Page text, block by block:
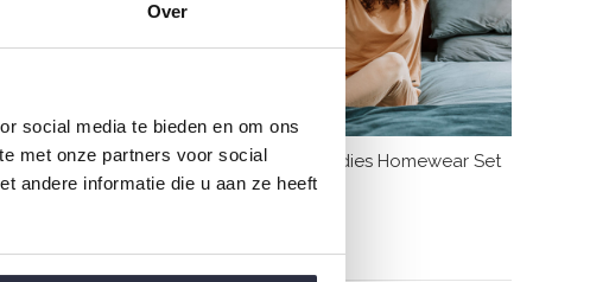
Over
social media te bieden en om ons
met onze partners voor social
andere informatie die u aan ze heeft
Pyjama
Off White Velours
Charlie Choe Ladies Homewear Set
Beige